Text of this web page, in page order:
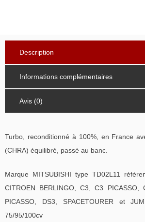
Description
Informations complémentaires
Avis (0)
Turbo, reconditionné à 100%, en France
(CHRA) équilibré, passé au banc.
Marque MITSUBISHI type TD02L11
CITROEN BERLINGO, C3, C3 PICASSO,
PICASSO, DS3, SPACETOURER et
75/95/100cv